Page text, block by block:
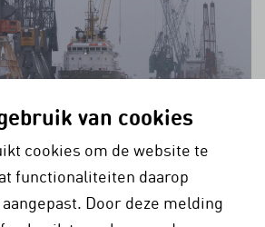
van cookies
cookies om de website te
functionaliteiten daarop
Door deze melding